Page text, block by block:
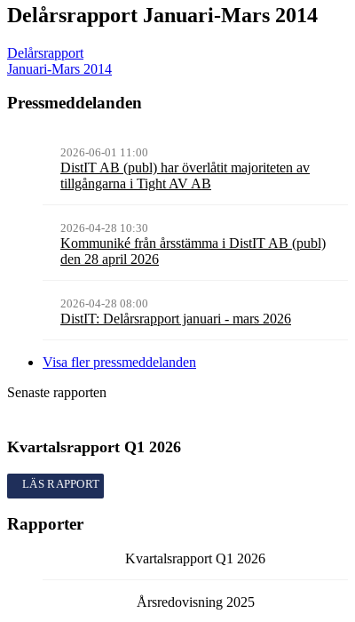
Delårsrapport Januari-Mars 2014
Delårsrapport
Januari-Mars 2014
Pressmeddelanden
2026-06-01 11:00
DistIT AB (publ) har överlåtit majoriteten av
tillgångarna i Tight AV AB
2026-04-28 10:30
Kommuniké från årsstämma i DistIT AB (publ)
den 28 april 2026
2026-04-28 08:00
DistIT: Delårsrapport januari - mars 2026
Visa fler pressmeddelanden
Senaste rapporten
Kvartalsrapport Q1 2026
Kvartalsrapport
Rapporter
Kvartalsrapport Q1 2026
Årsredovisning 2025